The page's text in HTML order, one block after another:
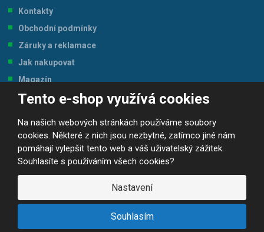
Tento e-shop využívá cookies
Na našich webových stránkách používáme soubory
cookies. Některé z nich jsou nezbytné, zatímco jiné nám
pomáhají vylepšit tento web a váš uživatelský zážitek.
Souhlasíte s používáním všech cookies?
Nastavení
Souhlasím
Kontakty
Obchodní podmínky
Záruky a reklamace
Jak nakupovat
Magazín
Tabulka velikostí
© 2026, JP-SPORT.CZ SPORTOVNÍ POTŘEBY
Prohlášení o přístupnosti |Mapa stránek ||GDPR
VYROBILA
R